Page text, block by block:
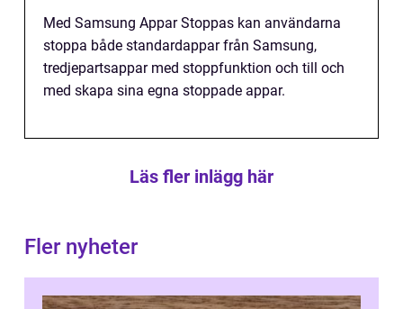
Med Samsung Appar Stoppas kan användarna
stoppa både standardappar från Samsung,
tredjepartsappar med stoppfunktion och till och
med skapa sina egna stoppade appar.
Läs fler inlägg här
Fler nyheter